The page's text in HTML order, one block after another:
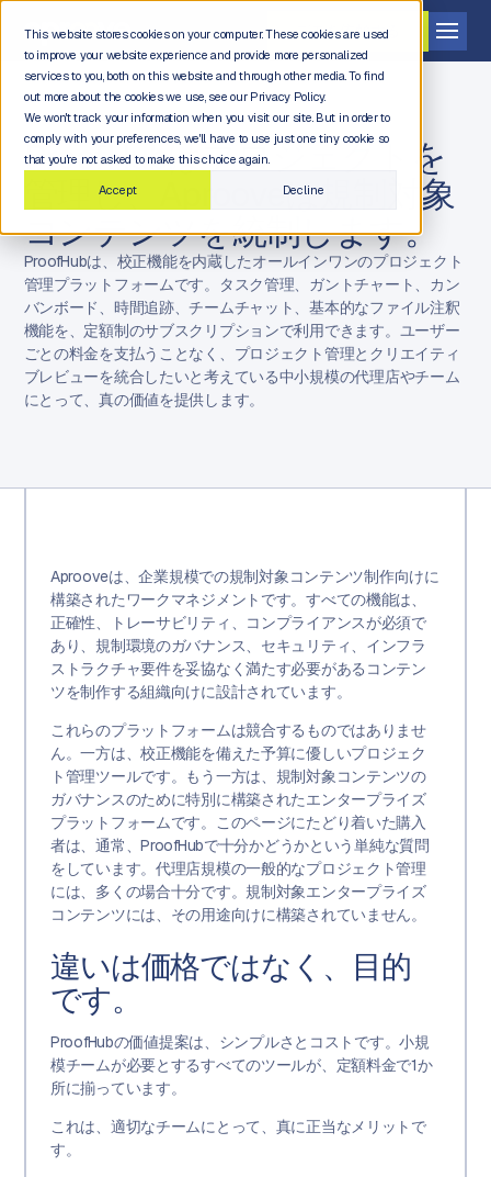
This website stores cookies on your computer. These cookies are used
to improve your website experience and provide more personalized
services to you, both on this website and through other media. To find
out more about the cookies we use, see our Privacy Policy.
We won't track your information when you visit our site. But in order to
comply with your preferences, we'll have to use just one tiny cookie so
that you're not asked to make this choice again.
Accept
Decline
デモを依頼する
ProofHubはプロジェクトを
管理し、Aprooveは規制対象
コンテンツを統制します。
ProofHubは、校正機能を内蔵したオールインワンのプロジェクト
管理プラットフォームです。タスク管理、ガントチャート、カン
バンボード、時間追跡、チームチャット、基本的なファイル注釈
機能を、定額制のサブスクリプションで利用できます。ユーザー
ごとの料金を支払うことなく、プロジェクト管理とクリエイティ
ブレビューを統合したいと考えている中小規模の代理店やチーム
にとって、真の価値を提供します。
Aprooveは、企業規模での規制対象コンテンツ制作向けに
構築されたワークマネジメントです。すべての機能は、
正確性、トレーサビリティ、コンプライアンスが必須で
あり、規制環境のガバナンス、セキュリティ、インフラ
ストラクチャ要件を妥協なく満たす必要があるコンテン
ツを制作する組織向けに設計されています。
これらのプラットフォームは競合するものではありませ
ん。一方は、校正機能を備えた予算に優しいプロジェク
ト管理ツールです。もう一方は、規制対象コンテンツの
ガバナンスのために特別に構築されたエンタープライズ
プラットフォームです。このページにたどり着いた購入
者は、通常、ProofHubで十分かどうかという単純な質問
をしています。代理店規模の一般的なプロジェクト管理
には、多くの場合十分です。規制対象エンタープライズ
コンテンツには、その用途向けに構築されていません。
違いは価格ではなく、目的
です。
ProofHubの価値提案は、シンプルさとコストです。小規
模チームが必要とするすべてのツールが、定額料金で1か
所に揃っています。
これは、適切なチームにとって、真に正当なメリットで
す。